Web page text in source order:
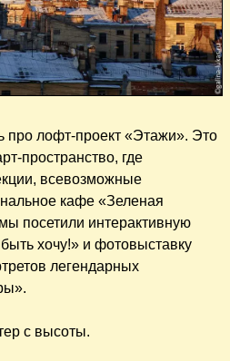
про лофт-проект «Этажи». Это
пространство, где
всевозможные
кафе «Зеленая
посетили интерактивную
хочу!» и фотовыставку
легендарных
с высоты.